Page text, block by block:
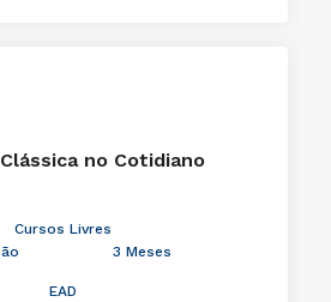
no Cotidiano
Cursos Livres
3 Meses
EAD